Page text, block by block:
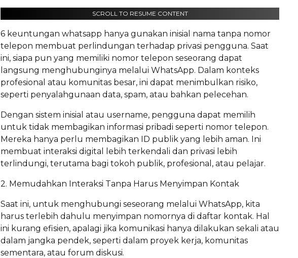
SCROLL TO RESUME CONTENT
6 keuntungan whatsapp hanya gunakan inisial nama tanpa nomor
telepon membuat perlindungan terhadap privasi pengguna. Saat
ini, siapa pun yang memiliki nomor telepon seseorang dapat
langsung menghubunginya melalui WhatsApp. Dalam konteks
profesional atau komunitas besar, ini dapat menimbulkan risiko,
seperti penyalahgunaan data, spam, atau bahkan pelecehan.
Dengan sistem inisial atau username, pengguna dapat memilih
untuk tidak membagikan informasi pribadi seperti nomor telepon.
Mereka hanya perlu membagikan ID publik yang lebih aman. Ini
membuat interaksi digital lebih terkendali dan privasi lebih
terlindungi, terutama bagi tokoh publik, profesional, atau pelajar.
2. Memudahkan Interaksi Tanpa Harus Menyimpan Kontak
Saat ini, untuk menghubungi seseorang melalui WhatsApp, kita
harus terlebih dahulu menyimpan nomornya di daftar kontak. Hal
ini kurang efisien, apalagi jika komunikasi hanya dilakukan sekali atau
dalam jangka pendek, seperti dalam proyek kerja, komunitas
sementara, atau forum diskusi.